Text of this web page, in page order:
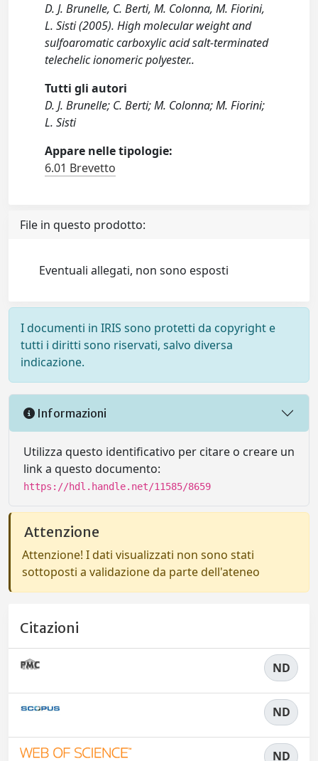
D. J. Brunelle, C. Berti, M. Colonna, M. Fiorini,
L. Sisti (2005). High molecular weight and
sulfoaromatic carboxylic acid salt-terminated
telechelic ionomeric polyester..
Tutti gli autori
D. J. Brunelle; C. Berti; M. Colonna; M. Fiorini;
L. Sisti
Appare nelle tipologie:
6.01 Brevetto
File in questo prodotto:
Eventuali allegati, non sono esposti
I documenti in IRIS sono protetti da copyright e
tutti i diritti sono riservati, salvo diversa
indicazione.
Informazioni
Utilizza questo identificativo per citare o creare un
link a questo documento:
https://hdl.handle.net/11585/8659
Attenzione
Attenzione! I dati visualizzati non sono stati
sottoposti a validazione da parte dell'ateneo
Citazioni
ND
ND
ND